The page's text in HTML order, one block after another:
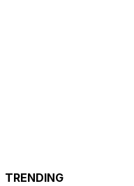
TRENDING